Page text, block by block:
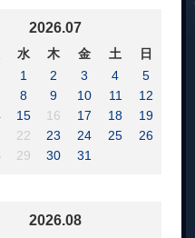
2026.07
水 木 金 土
日
1
2 3 4
5
8 9 10 11
12
15 16 17 18
19
22 23 24 25
26
29 30 31
2026.08